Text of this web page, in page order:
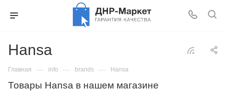
Hansa
Главная — info — brands — Hansa
Товары Hansa в нашем магазине